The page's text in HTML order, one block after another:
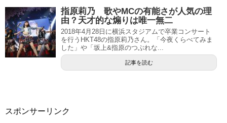
指原莉乃 歌やMCの有能さが人気の理
由？天才的な煽りは唯一無二
2018年4月28日に横浜スタジアムで卒業コンサート
を行うHKT48の指原莉乃さん。「今夜くらべてみま
した」や「坂上&指原のつぶれな...
記事を読む
スポンサーリンク